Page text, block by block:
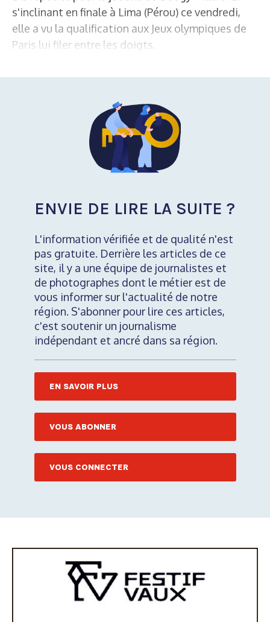
s'inclinant en finale à Lima (Pérou) ce vendredi,
elle a vu la qualification aux Jeux olympiques de
Paris lui filer entre les doigts.
ENVIE DE LIRE LA SUITE ?
L'information vérifiée et de qualité n'est
pas gratuite. Derrière les articles de ce
site, il y a une équipe de journalistes et
de photographes dont le métier est de
vous informer sur l'actualité de notre
région. S'abonner pour lire ces articles,
c'est soutenir un journalisme
indépendant et ancré dans sa région.
EN SAVOIR PLUS
VOUS ABONNER
VOUS CONNECTER